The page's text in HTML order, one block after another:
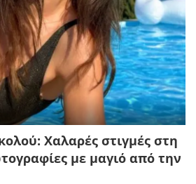
Χαλαρές στιγμές στη
με μαγιό από την